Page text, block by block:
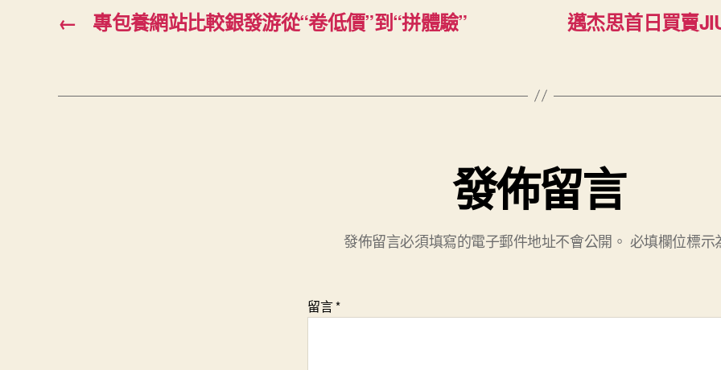
← 專包養網站比較銀發游從“卷低價”到“拼體驗”
邁杰思首日買賣
發佈留言
發佈留言必須填寫的電子郵件地址不會公開。 必填欄位標示
留言*